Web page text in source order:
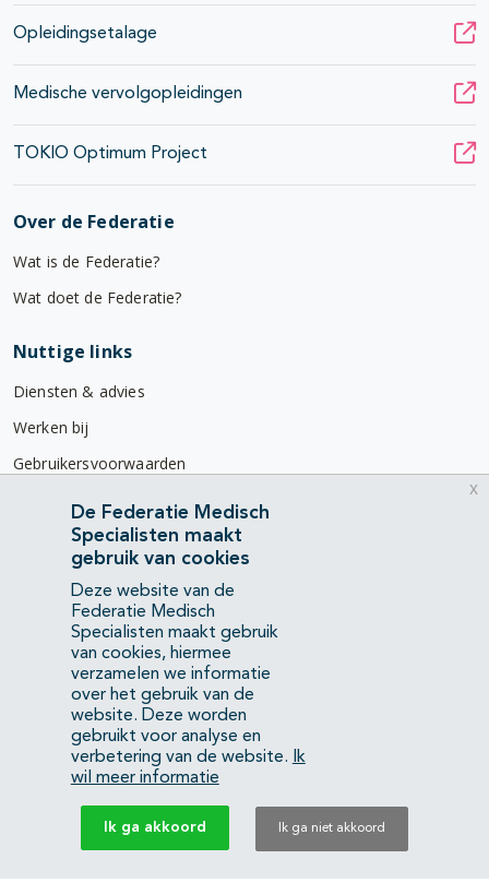
Opleidingsetalage
Medische vervolgopleidingen
TOKIO Optimum Project
Over de Federatie
Wat is de Federatie?
Wat doet de Federatie?
Nuttige links
Diensten & advies
Werken bij
Gebruikersvoorwaarden
Privacyverklaring
Contact
Mercatorlaan 1200
3528 BL Utrecht
(088) 505 34 34
info@richtlijnendatabase.nl
YouTubeLinkedIn
KvK Federatie Medisch Specialisten:40483480
Privacyverklaring
De Federatie Medisch
Specialisten maakt
gebruik van cookies
Deze website van de
Federatie Medisch
Specialisten maakt gebruik
van cookies, hiermee
verzamelen we informatie
over het gebruik van de
website. Deze worden
gebruikt voor analyse en
verbetering van de website.
Ik
wil meer informatie
Ik ga akkoord Ik ga niet akkoord
x